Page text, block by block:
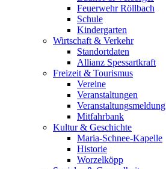
Feuerwehr Röllbach
Schule
Kindergarten
Wirtschaft & Verkehr
Standortdaten
Allianz Spessartkraft
Freizeit & Tourismus
Vereine
Veranstaltungen
Veranstaltungsmeldung
Mitfahrbank
Kultur & Geschichte
Maria-Schnee-Kapelle
Historie
Worzelköpp